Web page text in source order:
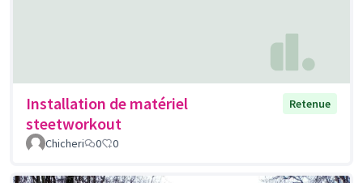
Installation de matériel
steetworkout
Retenue
Chicheri 0 0